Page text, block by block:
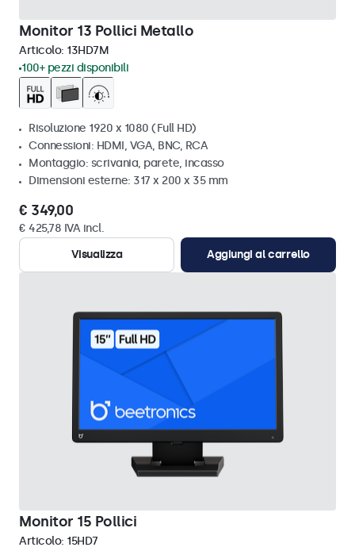
Monitor 13 Pollici Metallo
Articolo: 13HD7M
100+ pezzi disponibili
Risoluzione 1920 x 1080 (Full HD)
Connessioni: HDMI, VGA, BNC, RCA
Montaggio: scrivania, parete, incasso
Dimensioni esterne: 317 x 200 x 35 mm
€ 349,00
€ 425,78 IVA incl.
Visualizza
Aggiungi al carrello
Monitor 15 Pollici
Articolo: 15HD7